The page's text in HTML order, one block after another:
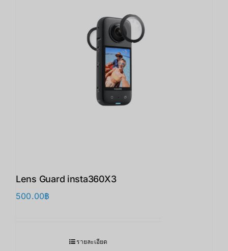
Lens Guard insta360X3 ​
500.00฿
รายละเอียด